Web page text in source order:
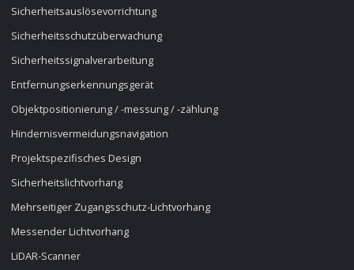
Sicherheitsauslösevorrichtung
Sicherheitsschutzüberwachung
Sicherheitssignalverarbeitung
Entfernungserkennungsgerät
Objektpositionierung / -messung / -zählung
Hindernisvermeidungsnavigation
Projektspezifisches Design
Sicherheitslichtvorhang
Mehrseitiger Zugangsschutz-Lichtvorhang
Messender Lichtvorhang
LiDAR-Scanner